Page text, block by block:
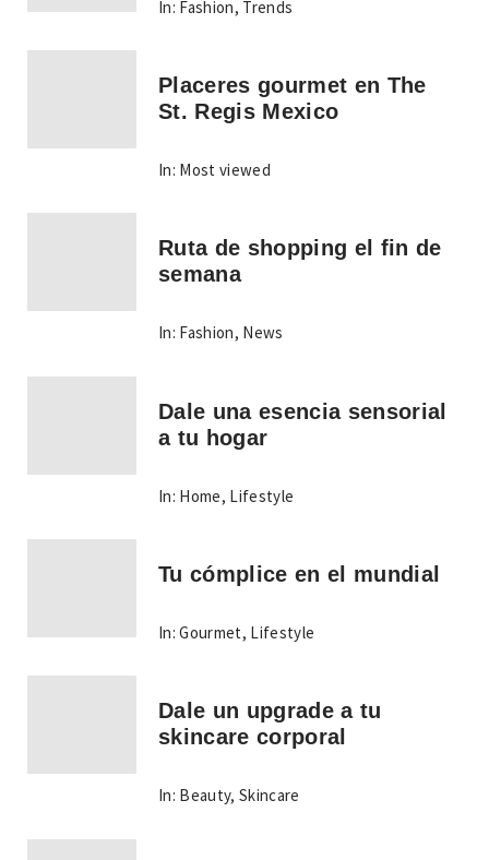
In: Fashion, Trends
Placeres gourmet en The
St. Regis Mexico
In: Most viewed
Ruta de shopping el fin de
semana
In: Fashion, News
Dale una esencia sensorial
a tu hogar
In: Home, Lifestyle
Tu cómplice en el mundial
In: Gourmet, Lifestyle
Dale un upgrade a tu
skincare corporal
In: Beauty,Skincare